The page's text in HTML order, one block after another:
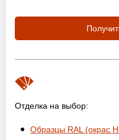
Отделка на выбор:
Образцы RAL (окрас